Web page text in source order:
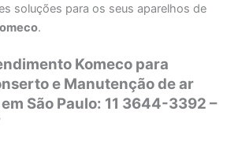
soluções para os seus aparelhos de
.
Komeco para
e Manutenção de ar
São Paulo: 11 3644-3392 –